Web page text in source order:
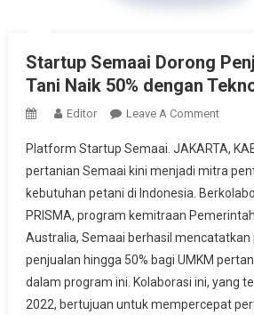
Startup Semaai Dorong
Tani Naik 50% dengan
Editor Leave A CommentOn
Toko
Tani
Naik
Platform Startup Semaai. JAKARTA,
pertanian Semaai kini menjadi mitra
kebutuhan petani di Indonesia.
PRISMA, program kemitraan
Australia, Semaai berhasil mencatatkan
penjualan hingga 50% bagi UMKM
dalam program ini. Kolaborasi ini, yang
2022, bertujuan untuk mempercepat